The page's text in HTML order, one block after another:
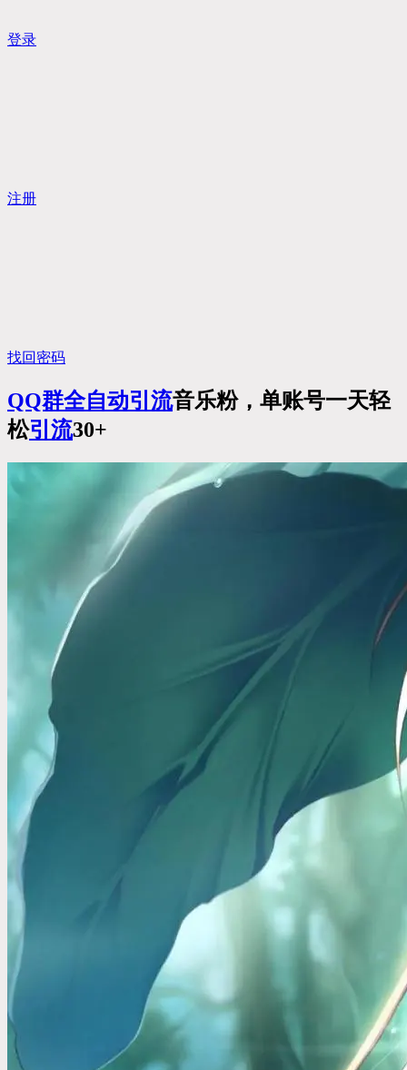
登录
注册
找回密码
QQ群全自动引流音乐粉，单账号一天轻
松引流30+